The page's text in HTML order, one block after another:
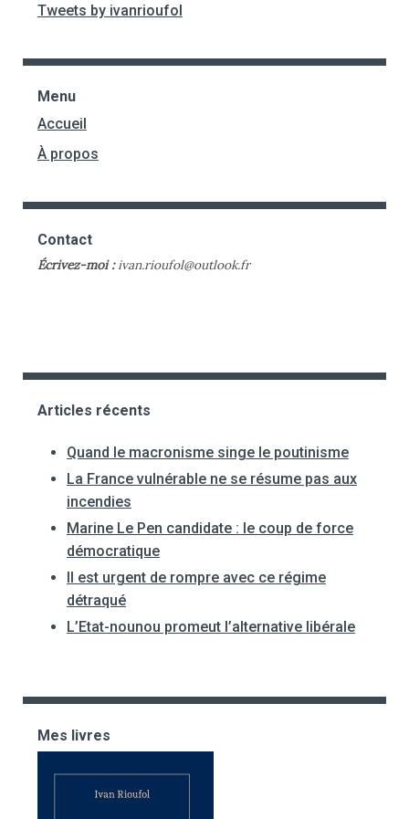
Tweets by ivanrioufol
Menu
Accueil
À propos
Contact
Écrivez-moi :ivan.rioufol@outlook.fr
Articles récents
Quand le macronisme singe le poutinisme
La France vulnérable ne se résume pas aux
incendies
Marine Le Pen candidate : le coup de force
démocratique
Il est urgent de rompre avec ce régime
détraqué
L’Etat-nounou promeut l’alternative libérale
Mes livres